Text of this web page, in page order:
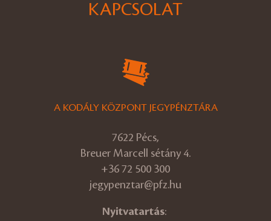
KAPCSOLAT
A KODÁLY KÖZPONT JEGYPÉNZTÁRA
7622 Pécs,
Breuer Marcell sétány 4.
+36 72 500 300
jegypenztar@pfz.hu
Nyitvatartás: